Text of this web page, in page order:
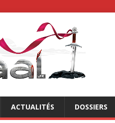
ACTUALITÉS DOSSIERS